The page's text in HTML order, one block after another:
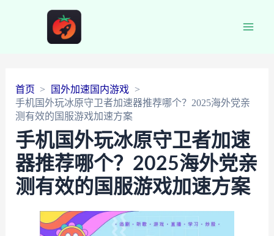
首页
国外加速国内游戏
手机国外玩冰原守卫者加速器推荐哪个？2025海外党亲
测有效的国服游戏加速方案
手机国外玩冰原守卫者加速
器推荐哪个？2025海外党亲
测有效的国服游戏加速方案